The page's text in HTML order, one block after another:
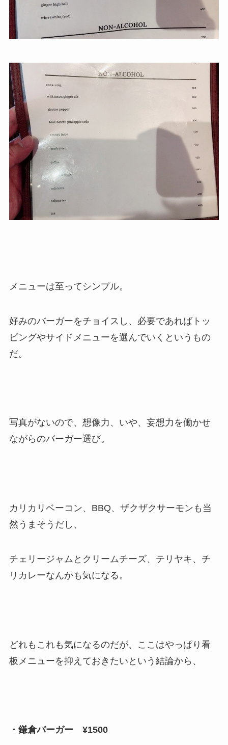
メニューは至ってシンプル。
好みのバーガーをチョイスし、必要であればトッ
ピングやサイドメニューを選んでいくというもの
だ。
写真がないので、想像力、いや、妄想力を働かせ
ながらのバーガー選び。
カリカリベーコン、BBQ、ザクザクサーモンも当
然うまそうだし、
チェリージャムとクリームチーズ、テリヤキ、チ
リカレーなんかも気になる。
どれもこれも気になるのだが、ここはやっぱり看
板メニューを抑えておきたいという結論から、
・鎌倉バーガー ¥1500